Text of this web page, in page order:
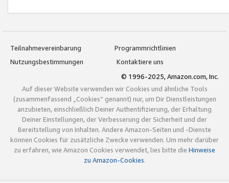
Teilnahmevereinbarung
Programmrichtlinien
Nutzungsbestimmungen
Kontaktiere uns
© 1996-2025, Amazon.com, Inc.
Auf dieser Website verwenden wir Cookies und ähnliche Tools
(zusammenfassend „Cookies“ genannt) nur, um Dir Dienstleistungen
anzubieten, einschließlich Deiner Authentifizierung, der Erhaltung
Deiner Einstellungen, der Verbesserung der Sicherheit und der
Bereitstellung von Inhalten. Andere Amazon-Seiten und -Dienste
können Cookies für zusätzliche Zwecke verwenden. Um mehr darüber
zu erfahren, wie Amazon Cookies verwendet, lies bitte die Hinweise
zu Amazon-Cookies.